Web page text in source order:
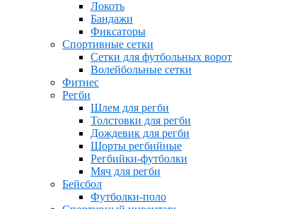
Локоть
Бандажи
Фиксаторы
Спортивные сетки
Сетки для футбольных ворот
Волейбольные сетки
Фитнес
Регби
Шлем для регби
Толстовки для регби
Дождевик для регби
Шорты регбийные
Регбийки-футболки
Мяч для регби
Бейсбол
Футболки-поло